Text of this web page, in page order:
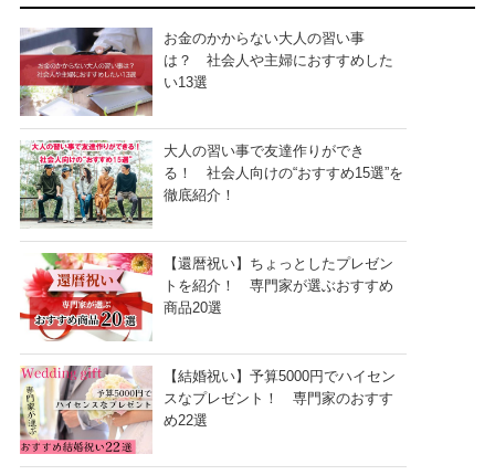
お金のかからない大人の習い事
は？ 社会人や主婦におすすめした
い13選
大人の習い事で友達作りができ
る！ 社会人向けの“おすすめ15選”を
徹底紹介！
【還暦祝い】ちょっとしたプレゼン
トを紹介！ 専門家が選ぶおすすめ
商品20選
【結婚祝い】予算5000円でハイセン
スなプレゼント！ 専門家のおすす
め22選